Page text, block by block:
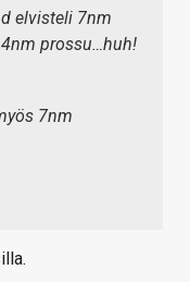
elvisteli 7nm
prossu…huh!
7nm